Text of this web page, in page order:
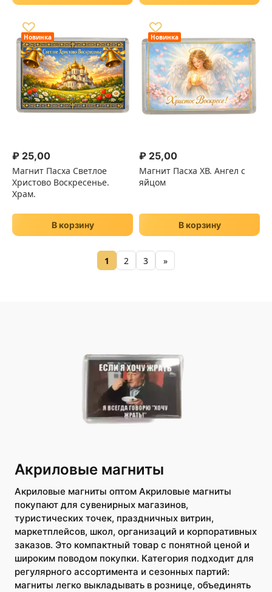
Новинка
₽ 25,00
Магнит Пасха Светлое
Христово Воскресенье.
Храм.
♡
В корзину
Новинка
₽ 25,00
Магнит Пасха ХВ. Ангел с
яйцом
♡
В корзину
1 2 3 »
Акриловые магниты
Акриловые магниты оптом Акриловые магниты
покупают для сувенирных магазинов,
туристических точек, праздничных витрин,
маркетплейсов, школ, организаций и корпоративных
заказов. Это компактный товар с понятной ценой и
широким поводом покупки. Категория подходит для
регулярного ассортимента и сезонных партий:
магниты легко выкладывать в рознице, объединять